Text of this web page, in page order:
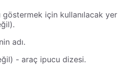
için kullanılacak yer
adı.
- araç ipucu dizesi.